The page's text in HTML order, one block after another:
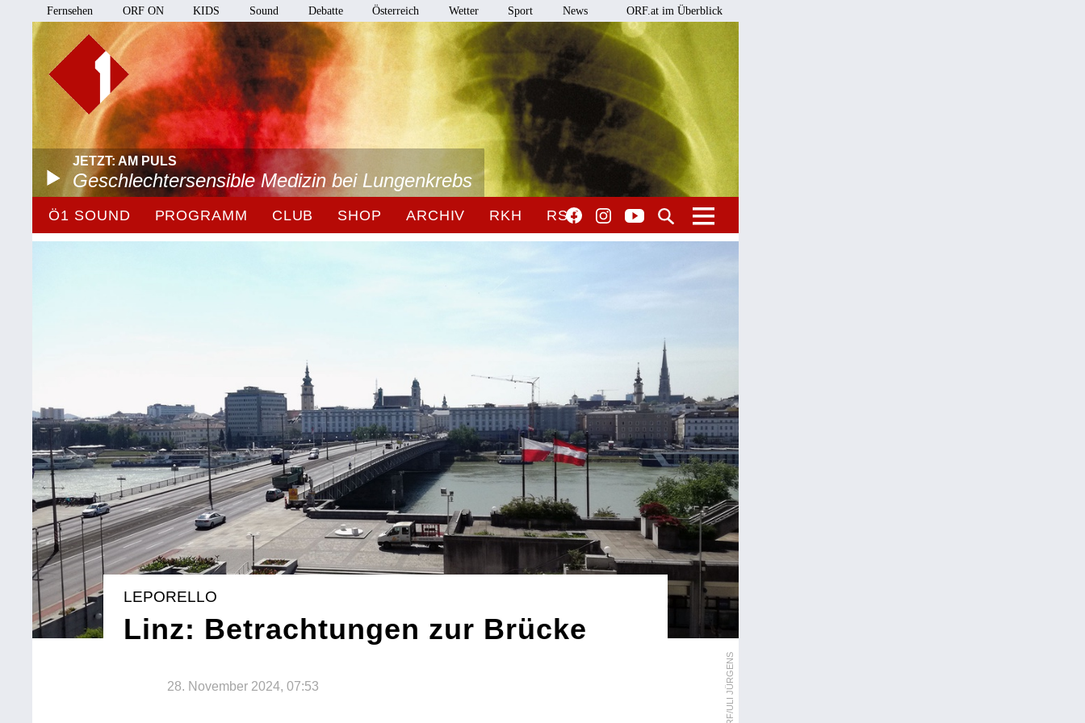
Fernsehen ORF ON KIDS Sound Debatte Österreich Wetter Sport News ORF.at im Überblick
JETZT: AM PULS
Geschlechtersensible Medizin bei Lungenkrebs
Ö1 SOUND PROGRAMM CLUB SHOP ARCHIV RKH RSO
ORF/ULI JÜRGENS
LEPORELLO
Linz: Betrachtungen zur Brücke
28. November 2024, 07:53